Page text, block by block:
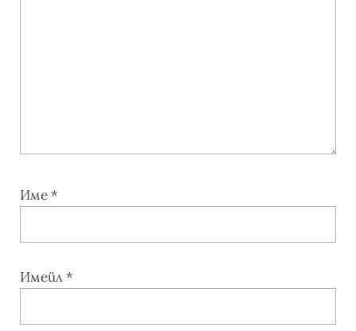
Име*
Имейл*